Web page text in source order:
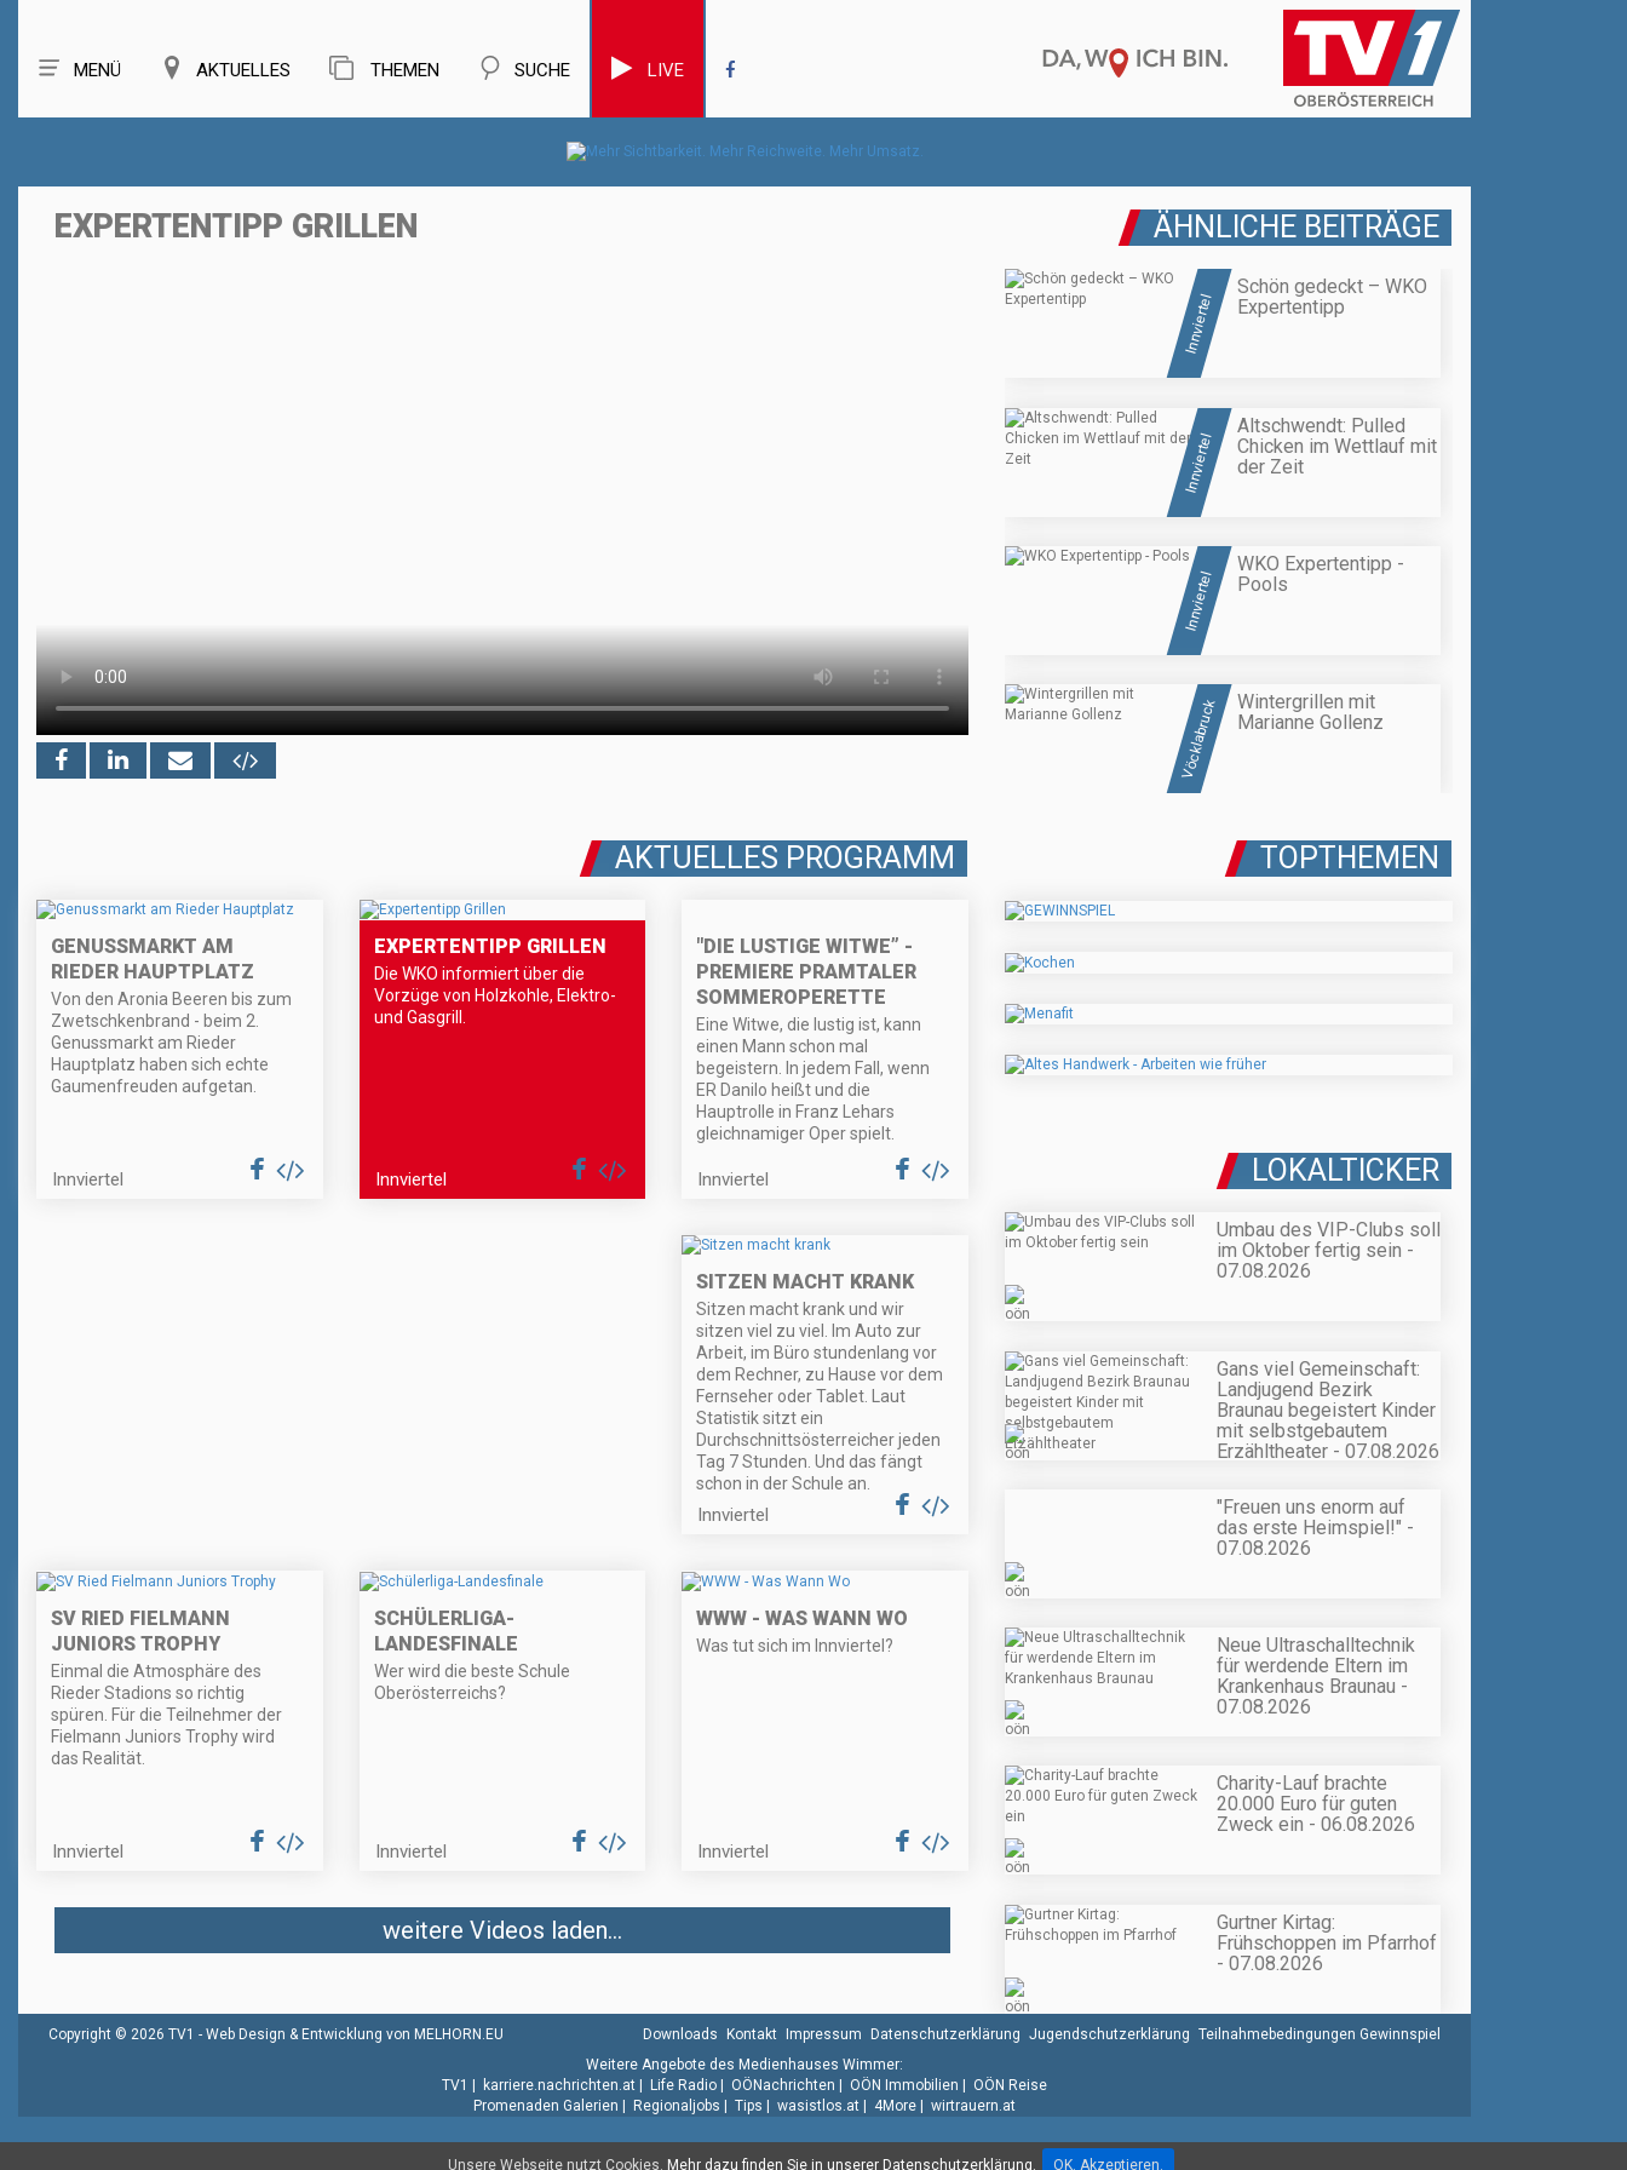
MENÜ AKTUELLES THEMEN SUCHE LIVE
EXPERTENTIPP GRILLEN ÄHNLICHE BEITRÄGE
Innviertel
Schön gedeckt – WKO
Expertentipp
Innviertel
Altschwendt: Pulled
Chicken im Wettlauf mit
der Zeit
Innviertel
WKO Expertentipp -
Pools
Vöcklabruck
Wintergrillen mit
Marianne Gollenz
AKTUELLES PROGRAMM
GENUSSMARKT AM
RIEDER HAUPTPLATZ
Von den Aronia Beeren bis zum
Zwetschkenbrand - beim 2.
Genussmarkt am Rieder
Hauptplatz haben sich echte
Gaumenfreuden aufgetan.
Innviertel
EXPERTENTIPP GRILLEN
Die WKO informiert über die
Vorzüge von Holzkohle, Elektro-
und Gasgrill.
Innviertel
"DIE LUSTIGE WITWE” -
PREMIERE PRAMTALER
SOMMEROPERETTE
Eine Witwe, die lustig ist, kann
einen Mann schon mal
begeistern. In jedem Fall, wenn
ER Danilo heißt und die
Hauptrolle in Franz Lehars
gleichnamiger Oper spielt.
Innviertel
SITZEN MACHT KRANK
Sitzen macht krank und wir
sitzen viel zu viel. Im Auto zur
Arbeit, im Büro stundenlang vor
dem Rechner, zu Hause vor dem
Fernseher oder Tablet. Laut
Statistik sitzt ein
Durchschnittsösterreicher jeden
Tag 7 Stunden. Und das fängt
schon in der Schule an.
Innviertel
SV RIED FIELMANN
JUNIORS TROPHY
Einmal die Atmosphäre des
Rieder Stadions so richtig
spüren. Für die Teilnehmer der
Fielmann Juniors Trophy wird
das Realität.
Innviertel
SCHÜLERLIGA-
LANDESFINALE
Wer wird die beste Schule
Oberösterreichs?
Innviertel
WWW - WAS WANN WO
Was tut sich im Innviertel?
Innviertel
weitere Videos laden...
TOPTHEMEN
LOKALTICKER
Umbau des VIP-Clubs soll
im Oktober fertig sein -
07.08.2026
Gans viel Gemeinschaft:
Landjugend Bezirk
Braunau begeistert Kinder
mit selbstgebautem
Erzähltheater - 07.08.2026
"Freuen uns enorm auf
das erste Heimspiel!" -
07.08.2026
Neue Ultraschalltechnik
für werdende Eltern im
Krankenhaus Braunau -
07.08.2026
Charity-Lauf brachte
20.000 Euro für guten
Zweck ein - 06.08.2026
Gurtner Kirtag:
Frühschoppen im Pfarrhof
- 07.08.2026
Unsere Webseite nutzt Cookies. Mehr dazu finden Sie in unserer Datenschutzerklärung. OK. Akzeptieren.
Copyright © 2026 TV1 - Web Design & Entwicklung von MELHORN.EU Downloads Kontakt Impressum Datenschutzerklärung Jugendschutzerklärung Teilnahmebedingungen Gewinnspiel
Weitere Angebote des Medienhauses Wimmer:
TV1 | karriere.nachrichten.at | Life Radio | OÖNachrichten | OÖN Immobilien | OÖN Reise
Promenaden Galerien | Regionaljobs | Tips | wasistlos.at | 4More | wirtrauern.at